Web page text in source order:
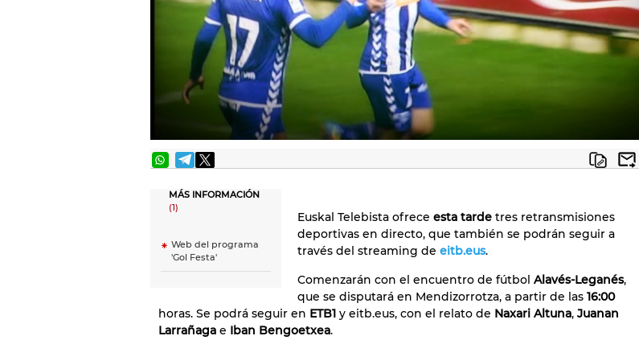
MÁS INFORMACIÓN
(1)
Web del programa
'Gol Festa'
Euskal Telebista ofrece esta tarde tres retransmisiones
deportivas en directo, que también se podrán seguir a
través del streaming de eitb.eus.
Comenzarán con el encuentro de fútbol Alavés-Leganés,
que se disputará en Mendizorrotza, a partir de las 16:00
horas. Se podrá seguir en ETB1 y eitb.eus, con el relato de Naxari Altuna, Juanan
Larrañaga e Iban Bengoetxea.